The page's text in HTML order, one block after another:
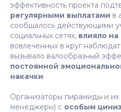
эффективность проекта
регулярными выплатами в
сообщалось действующими
социальных сетях, влияло
вовлеченных в круг
вызывало валообразный
постоянной
накачки.
Организаторы пирамиды и
менеджеры) с особым